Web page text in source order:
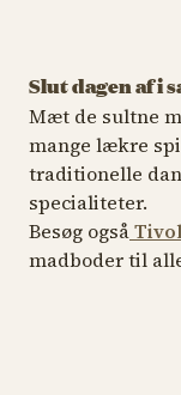
Slut dagen af i
Mæt de sultne
mange lækre
traditionelle
specialiteter.
Besøg også
madboder til
Viften
RESTAURANT